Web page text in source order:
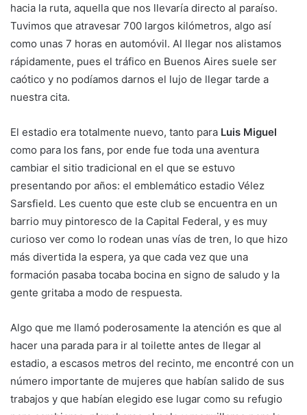
hacia la ruta, aquella que nos llevaría directo al paraíso.
Tuvimos que atravesar 700 largos kilómetros, algo así
como unas 7 horas en automóvil. Al llegar nos alistamos
rápidamente, pues el tráfico en Buenos Aires suele ser
caótico y no podíamos darnos el lujo de llegar tarde a
nuestra cita.
El estadio era totalmente nuevo, tanto para Luis Miguel
como para los fans, por ende fue toda una aventura
cambiar el sitio tradicional en el que se estuvo
presentando por años: el emblemático estadio Vélez
Sarsfield. Les cuento que este club se encuentra en un
barrio muy pintoresco de la Capital Federal, y es muy
curioso ver como lo rodean unas vías de tren, lo que hizo
más divertida la espera, ya que cada vez que una
formación pasaba tocaba bocina en signo de saludo y la
gente gritaba a modo de respuesta.
Algo que me llamó poderosamente la atención es que al
hacer una parada para ir al toilette antes de llegar al
estadio, a escasos metros del recinto, me encontré con un
número importante de mujeres que habían salido de sus
trabajos y que habían elegido ese lugar como su refugio